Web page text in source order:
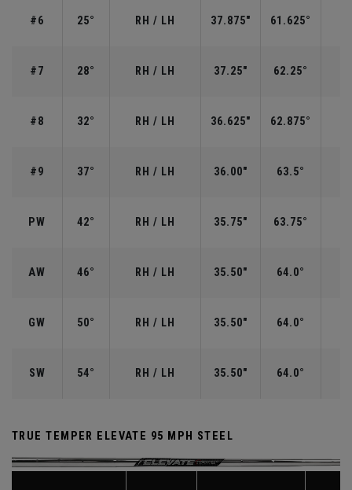
#6 25° RH / LH 37.875" 61.625°
#7 28° RH / LH 37.25" 62.25°
#8 32° RH / LH 36.625" 62.875°
#9 37° RH / LH 36.00" 63.5°
PW 42° RH / LH 35.75" 63.75°
AW 46° RH / LH 35.50" 64.0°
GW 50° RH / LH 35.50" 64.0°
SW 54° RH / LH 35.50" 64.0°
TRUE TEMPER ELEVATE 95 MPH STEEL